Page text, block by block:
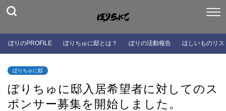
ぼりのPROFILE ぼりちゅに邸とは？ ぼりの活動報告 ほしいものリス
ぼりちゅに邸
ぼりちゅに邸入居希望者に対してのス
ポンサー募集を開始しました。